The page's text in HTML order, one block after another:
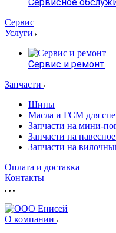
Сервис
Услуги
Сервис и ремонт
Запчасти
Шины
Масла и ГСМ для
Запчасти на мини-
Запчасти на
Запчасти на
Оплата и доставка
Контакты
О компании